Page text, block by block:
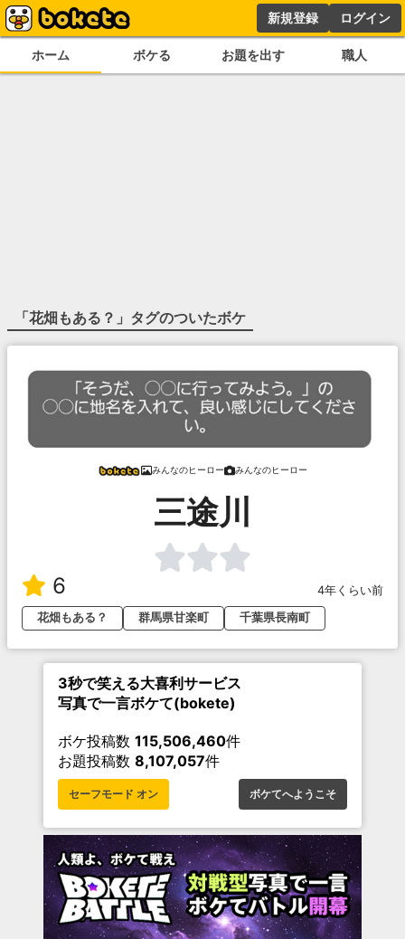
新規登録 ログイン
ホーム ボケる お題を出す 職人
「花畑もある？ 」タグのついたボケ
みんなのヒーロー みんなのヒーロー
三途川
6
4年くらい前
花畑もある？
群馬県甘楽町 千葉県長南町
3秒で笑える大喜利サービス
写真で一言ボケて(bokete)
ボケ投稿数 115,506,460件
お題投稿数 8,107,057件
セーフモード オン ボケてへようこそ